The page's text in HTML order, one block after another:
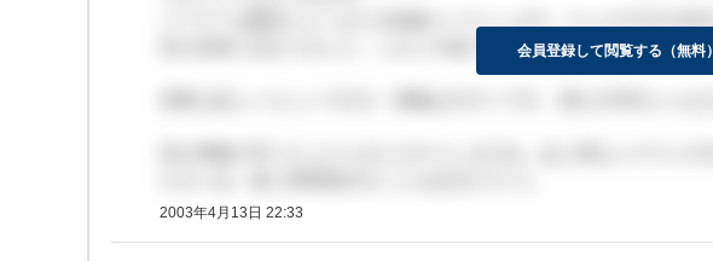
店の店長に決まりました。しかし中途です。
2003年4月13日 22:33
会員登録して閲覧する（無料）